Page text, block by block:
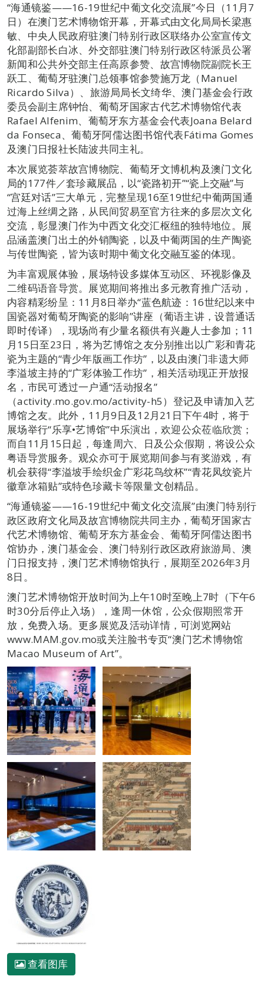
“海通镜鉴——16-19世纪中葡文化交流展”今日（11月7
日）在澳门艺术博物馆开幕，开幕式由文化局局长梁惠
敏、中央人民政府驻澳门特别行政区联络办公室宣传文
化部副部长白冰、外交部驻澳门特别行政区特派员公署
新闻和公共外交部主任高原参赞、故宫博物院副院长王
跃工、葡萄牙驻澳门总领事馆参赞施万龙（Manuel
Ricardo Silva）、旅游局局长文绮华、澳门基金会行政
委员会副主席钟怡、葡萄牙国家古代艺术博物馆代表
Rafael Alfenim、葡萄牙东方基金会代表Joana Belard
da Fonseca、葡萄牙阿儒达图书馆代表Fátima Gomes
及澳门日报社长陆波共同主礼。
本次展览荟萃故宫博物院、葡萄牙文博机构及澳门文化
局的177件／套珍藏展品，以“瓷路初开”“瓷上交融”与
“宫廷对话”三大单元，完整呈现16至19世纪中葡两国通
过海上丝绸之路，从民间贸易至官方往来的多层次文化
交流，彰显澳门作为中西文化交汇枢纽的独特地位。展
品涵盖澳门出土的外销陶瓷，以及中葡两国的生产陶瓷
与传世陶瓷，皆为该时期中葡文化交融互鉴的体现。
为丰富观展体验，展场特设多媒体互动区、环视影像及
二维码语音导赏。展览期间将推出多元教育推广活动，
内容精彩纷呈：11月8日举办“蓝色航迹：16世纪以来中
国瓷器对葡萄牙陶瓷的影响”讲座（葡语主讲，设普通话
即时传译），现场尚有少量名额供有兴趣人士参加；11
月15日至23日，将为艺博馆之友分别推出以广彩和青花
瓷为主题的“青少年版画工作坊”，以及由澳门非遗大师
李溢坡主持的“广彩体验工作坊”，相关活动现正开放报
名，市民可透过一户通“活动报名”
（activity.mo.gov.mo/activity-h5）登记及申请加入艺
博馆之友。此外，11月9日及12月21日下午4时，将于
展场举行“乐享•艺博馆”中乐演出，欢迎公众莅临欣赏；
而自11月15日起，每逢周六、日及公众假期，将设公众
粤语导赏服务。观众亦可于展览期间参与有奖游戏，有
机会获得“李溢坡手绘织金广彩花鸟纹杯”“青花凤纹瓷片
徽章冰箱贴”或特色珍藏卡等限量文创精品。
“海通镜鉴——16-19世纪中葡文化交流展”由澳门特别行
政区政府文化局及故宫博物院共同主办，葡萄牙国家古
代艺术博物馆、葡萄牙东方基金会、葡萄牙阿儒达图书
馆协办，澳门基金会、澳门特别行政区政府旅游局、澳
门日报支持，澳门艺术博物馆执行，展期至2026年3月
8日。
澳门艺术博物馆开放时间为上午10时至晚上7时（下午6
时30分后停止入场），逢周一休馆，公众假期照常开
放，免费入场。更多展览及活动详情，可浏览网站
www.MAM.gov.mo或关注脸书专页“澳门艺术博物馆
Macao Museum of Art”。
查看图库